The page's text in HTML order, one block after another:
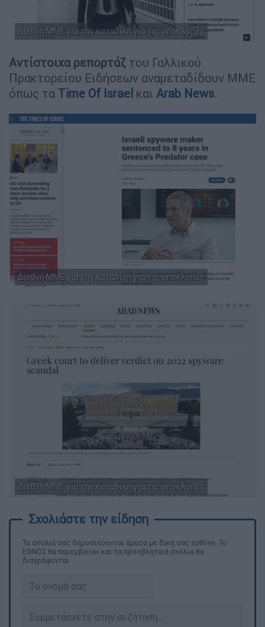
Διεθνή ΜΜΕ για την καταδίκη για τις υποκλοπές
Αντίστοιχα ρεπορτάζ του Γαλλικού
Πρακτορείου Ειδήσεων αναμεταδίδουν ΜΜΕ
όπως τα Time Of Israel και Arab News.
Διεθνή ΜΜΕ για την καταδίκη για τις υποκλοπές
Διεθνή ΜΜΕ για την καταδίκη για τις υποκλοπές
Τα σχολιά σας δημοσιεύονται άμεσα με δική σας ευθύνη. Το
ΕΘΝΟΣ θα παρεμβαίνει και τα προσβλητικά σχόλια θα
διαγράφονται